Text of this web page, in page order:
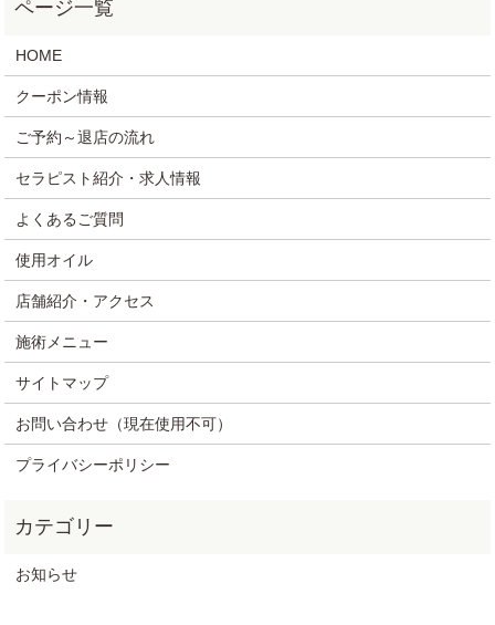
HOME
クーポン情報
ご予約～退店の流れ
セラピスト紹介・求人情報
よくあるご質問
使用オイル
店舗紹介・アクセス
施術メニュー
サイトマップ
お問い合わせ（現在使用不可）
プライバシーポリシー
お知らせ